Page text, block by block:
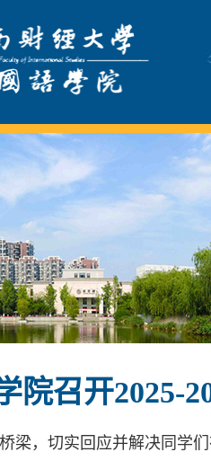
院召开2025-
梁，切实回应并解决同学